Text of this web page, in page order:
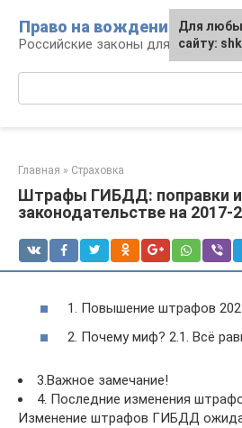
контенту
Право на вождение
Российские законы для
Главная » Страховка
Штрафы ГИБДД: поправки и
законодательстве на 2017-
1. Повышение штрафов
2. Почему миф? 2.1. Всё
3.Важное замечание!
4. Последние изменения
Изменение штрафов ГИБДД
Для
сайту: